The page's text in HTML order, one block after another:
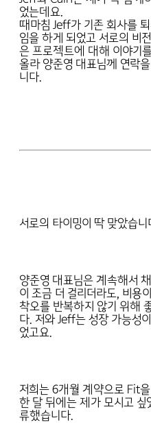
었는데요.
때마침 Jeff가 기존 회사를
임을 하게 되었고 서로의 비
은 프로젝트에 대해 이야기
올라 양준영 대표님께 연락
니다.
서로의 타이밍이 딱 맞았습니
양준영 대표님은 계속해서
이 조금 더 걸리더라도, 비용
착오를 반복하지 않기 위해
다. 저와 Jeff는 성장 가능성
었고요.
저희는 6개월 계약으로 Fit을
한 달 뒤에는 제가 모시고
류했습니다.